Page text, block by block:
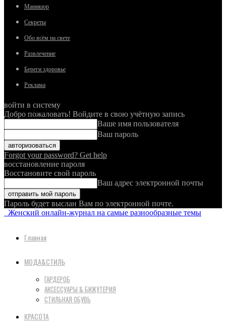
Маникюр
Секреты
Обо всём на свете
Развлечение
Береги здоровье
Реклама
войти в систему
Добро пожаловать! Войдите в свою учётную запись
Ваше имя пользователя
Ваш пароль
Forgot your password? Get help
восстановление пароля
Восстановите свой пароль
Ваш адрес электронной почты
Пароль будет выслан Вам по электронной почте.
Женский онлайн-журнал на самые разнообразные темы
Главная
МОДА&СТИЛЬ
ГАРДЕРОБ
АКСЕССУАРЫ & БИЖУТЕРИЯ
СТИЛЬНАЯ ОБУВЬ
КРАСОТА